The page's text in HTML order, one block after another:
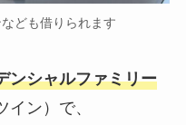
ども借りられます
ンシャルファミリー
ン）で、